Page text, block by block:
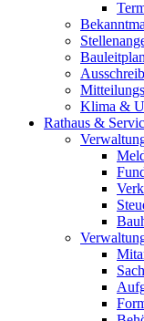
Klima &
Rathaus &